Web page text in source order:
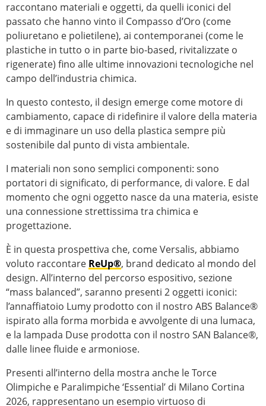
raccontano materiali e oggetti, da quelli iconici del
passato che hanno vinto il Compasso d’Oro (come
poliuretano e polietilene), ai contemporanei (come le
plastiche in tutto o in parte bio-based, rivitalizzate o
rigenerate) fino alle ultime innovazioni tecnologiche nel
campo dell’industria chimica.
In questo contesto, il design emerge come motore di
cambiamento, capace di ridefinire il valore della materia
e di immaginare un uso della plastica sempre più
sostenibile dal punto di vista ambientale.
I materiali non sono semplici componenti: sono
portatori di significato, di performance, di valore. E dal
momento che ogni oggetto nasce da una materia, esiste
una connessione strettissima tra chimica e
progettazione.
È in questa prospettiva che, come Versalis, abbiamo
voluto raccontare ReUp®, brand dedicato al mondo del
design. All’interno del percorso espositivo, sezione
“mass balanced”, saranno presenti 2 oggetti iconici:
l’annaffiatoio Lumy prodotto con il nostro ABS Balance®
ispirato alla forma morbida e avvolgente di una lumaca,
e la lampada Duse prodotta con il nostro SAN Balance®,
dalle linee fluide e armoniose.
Presenti all’interno della mostra anche le Torce
Olimpiche e Paralimpiche ‘Essential’ di Milano Cortina
2026, rappresentano un esempio virtuoso di